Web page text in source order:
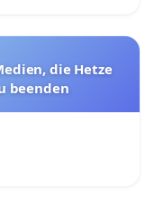
die Hetze
beenden